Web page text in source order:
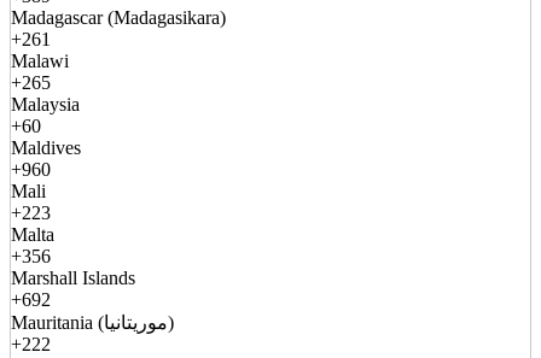
Madagascar (Madagasikara)
+261
Malawi
+265
Malaysia
+60
Maldives
+960
Mali
+223
Malta
+356
Marshall Islands
+692
Mauritania (موريتانيا)
+222